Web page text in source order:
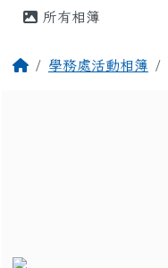
所有相簿
回首頁學務處活動相簿